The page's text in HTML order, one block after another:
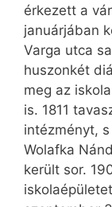
érkezett a
januárjában
Varga utca
huszonkét
meg az
is. 1811
intézményt,
Wolafka
került sor.